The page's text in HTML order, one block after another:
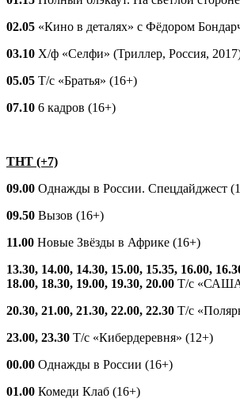
02.05 «Кино в деталях» с Фёдором
03.10 Х/ф «Селфи» (Триллер, Россия,
05.05 Т/с «Братья» (16+)
07.10 6 кадров (16+)
ТНТ (+7)
09.00 Однажды в России. Спецдайджест
09.50 Вызов (16+)
11.00 Новые Звёзды в Африке (16+)
13.30, 14.00, 14.30, 15.00, 15.35, 16.00,
18.00, 18.30, 19.00, 19.30, 20.00 Т/с
20.30, 21.00, 21.30, 22.00, 22.30 Т/с
23.00, 23.30 Т/с «Кибердеревня» (12+)
00.00 Однажды в России (16+)
01.00 Комеди Клаб (16+)